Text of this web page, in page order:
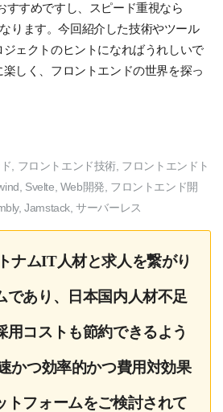
すすめですし、スピード重視なら
ります。今回紹介した技術やツール
ェクトのヒントになればうれしいで
しく、フロントエンドの世界を探っ
, フロントエンド技術, フロントエンドト
Svelte, Web開発, フロントエンド開
Jamstack, サーバーレス
ナムIT人材と求人を繋がり
であり、日本国内人材不足
用コストも節約できるよう
かつ効率的かつ費用対効果
トフォームをご検討されて